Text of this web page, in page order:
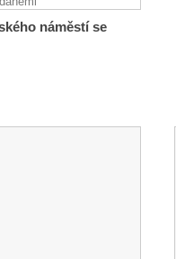
náměstí se